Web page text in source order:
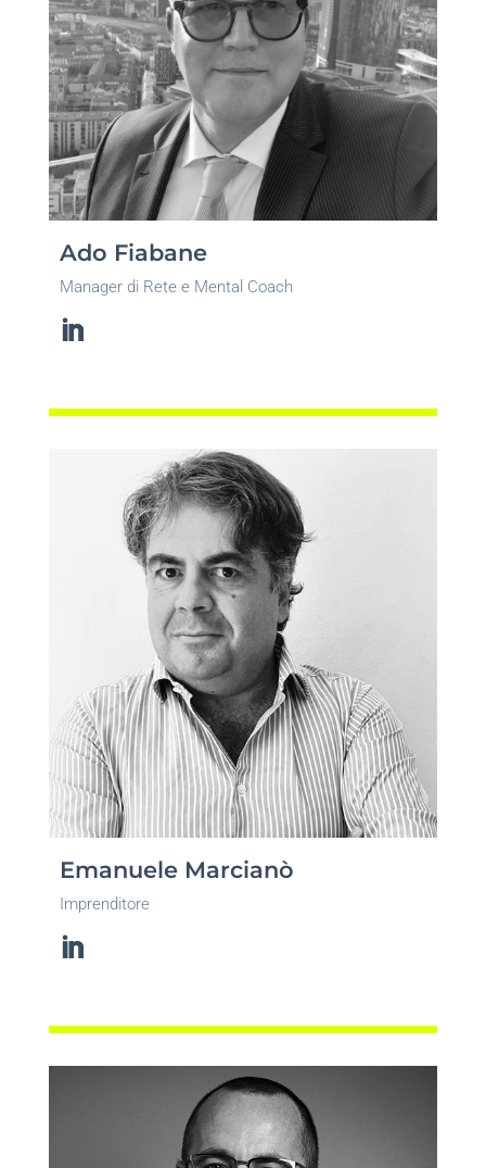
Ado Fiabane
Manager di Rete e Mental Coach
Emanuele Marcianò
Imprenditore